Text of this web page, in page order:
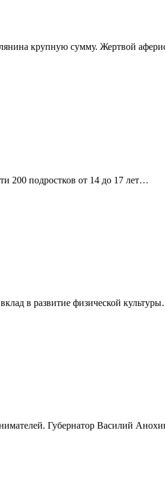
крупную сумму. Жертвой
200 подростков от 14 до 17 лет…
в развитие физической
Губернатор Василий